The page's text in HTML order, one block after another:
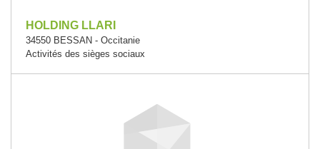
HOLDING LLARI
34550 BESSAN - Occitanie
Activités des sièges sociaux